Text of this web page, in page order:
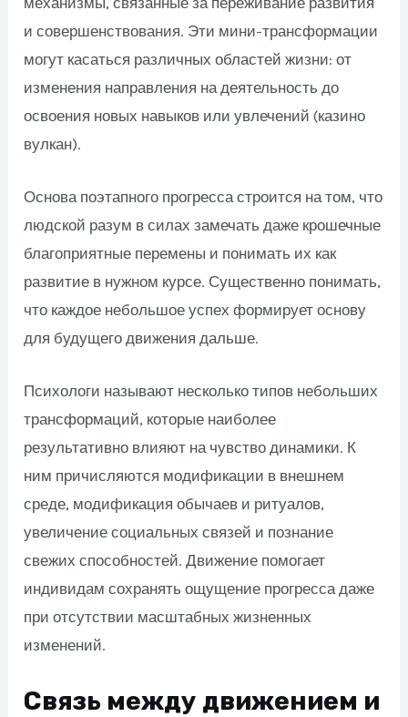
и совершенствования. Эти мини-трансформации
могут касаться различных областей жизни: от
изменения направления на деятельность до
освоения новых навыков или увлечений (казино
вулкан).
Основа поэтапного прогресса строится на том, что
людской разум в силах замечать даже крошечные
благоприятные перемены и понимать их как
развитие в нужном курсе. Существенно понимать,
что каждое небольшое успех формирует основу
для будущего движения дальше.
Психологи называют несколько типов небольших
трансформаций, которые наиболее
результативно влияют на чувство динамики. К
ним причисляются модификации в внешнем
среде, модификация обычаев и ритуалов,
увеличение социальных связей и познание
свежих способностей. Движение помогает
индивидам сохранять ощущение прогресса даже
при отсутствии масштабных жизненных
изменений.
Связь между движением и